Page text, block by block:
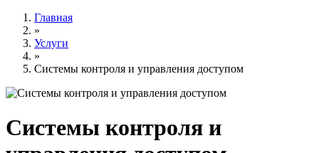
Главная
»
Услуги
»
Системы контроля и управления доступом
Системы контроля и